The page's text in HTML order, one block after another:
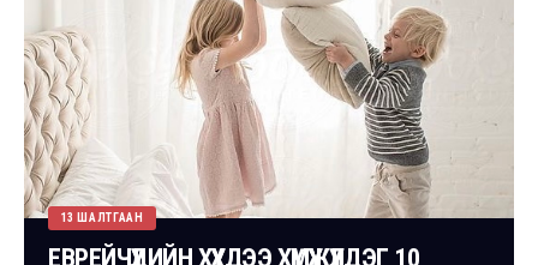
13 ШАЛТГААН
ЕВРЕЙЧҮҮДИЙН ХҮҮХДЭЭ ХҮМҮҮЖҮҮЛДЭГ 10